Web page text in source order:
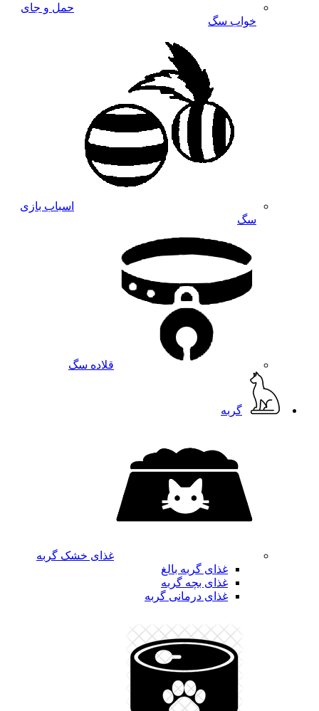
حمل و جای
خواب سگ
اسباب بازی
سگ
قلاده سگ
گربه
غذای خشک گربه
غذای گربه بالغ
غذای بچه گربه
غذای درمانی گربه